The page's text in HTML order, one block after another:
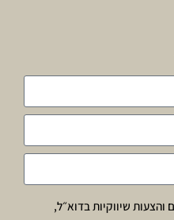
שיווקיות בדוא״ל,